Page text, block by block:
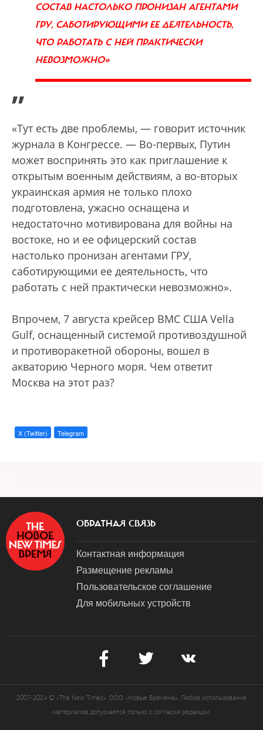
СОСТАВ НАСТОЛЬКО ПРОНИЗАН АГЕНТАМИ
ГРУ, САБОТИРУЮЩИМИ ЕЕ ДЕЯТЕЛЬНОСТЬ,
ЧТО РАБОТАТЬ С НЕЙ ПРАКТИЧЕСКИ
НЕВОЗМОЖНО»
”
«Тут есть две проблемы, — говорит источник
журнала в Конгрессе. — Во-первых, Путин
может воспринять это как приглашение к
открытым военным действиям, а во-вторых
украинская армия не только плохо
подготовлена, ужасно оснащена и
недостаточно мотивирована для войны на
востоке, но и ее офицерский состав
настолько пронизан агентами ГРУ,
саботирующими ее деятельность, что
работать с ней практически невозможно».
Впрочем, 7 августа крейсер ВМС США Vella
Gulf, оснащенный системой противоздушной
и противоракетной обороны, вошел в
акваторию Черного моря. Чем ответит
Москва на этот раз?
X (Twitter) Telegram
ОБРАТНАЯ СВЯЗЬ
Контактная информация
Размещение рекламы
Пользовательское соглашение
Для мобильных устройств
2007-2024 © «The New Times». ООО «Новые Времена». Любое использование
материалов допускается только с согласия редакции.